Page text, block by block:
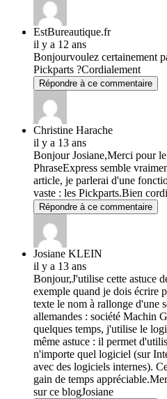
EstBureautique.fr
il y a 12 ans
Bonjourvoulez certainement
Pickparts ?Cordialement
Répondre à ce commentaire
Christine Harache
il y a 13 ans
Bonjour Josiane,Merci pour
PhraseExpress semble
article, je parlerai d'une
vaste : les Pickparts.Bien
Répondre à ce commentaire
Josiane KLEIN
il y a 13 ans
Bonjour,J'utilise cette astuce
exemple quand je dois écrire
texte le nom à rallonge d'une
allemandes : société Machin
quelques temps, j'utilise le
même astuce : il permet
n'importe quel logiciel (sur
avec des logiciels internes).
gain de temps
sur ce blogJosiane